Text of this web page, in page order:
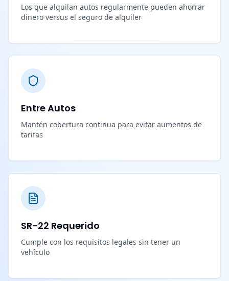
Los que alquilan autos regularmente pueden ahorrar
dinero versus el seguro de alquiler
Entre Autos
Mantén cobertura continua para evitar aumentos de
tarifas
SR-22 Requerido
Cumple con los requisitos legales sin tener un
vehículo